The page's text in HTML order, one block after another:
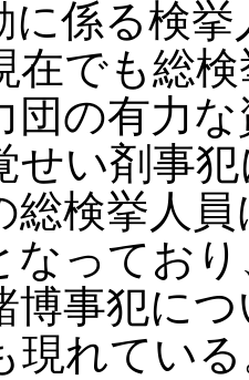
に係る検
在でも総
団の有力
せい剤事
総検挙人
なってお
博事犯に
現れてい